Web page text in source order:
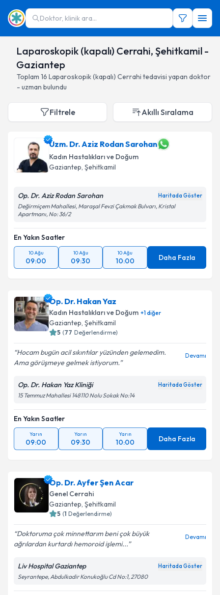
Doktor, klinik ara...
Laparoskopik (kapalı) Cerrahi, Şehitkamil -
Gaziantep
Toplam 16 Laparoskopik (kapalı) Cerrahi tedavisi yapan doktor
- uzman bulundu
Filtrele Akıllı Sıralama
Uzm. Dr. Aziz Rodan Sarohan
Kadın Hastalıkları ve Doğum
Gaziantep, Şehitkamil
Op. Dr. Aziz Rodan Sarohan Haritada Göster
Değirmiçem Mahallesi, Maraşal Fevzi Çakmak Bulvarı, Kristal
Apartmanı, No: 36/2
En Yakın Saatler
10 Ağu
09:00
10 Ağu
09:30
10 Ağu
10:00 Daha Fazla
Op. Dr. Hakan Yaz
Kadın Hastalıkları ve Doğum +1diğer
Gaziantep, Şehitkamil
5 (77 Değerlendirme)
Hocam bugün acil sıkıntılar yüzünden gelemedim.
Ama görüşmeye gelmek istiyorum.
Devamı
Op. Dr. Hakan Yaz Kliniği Haritada Göster
15 Temmuz Mahallesi 148110 Nolu Sokak No:14
En Yakın Saatler
Yarın
09:00
Yarın
09:30
Yarın
10:00 Daha Fazla
Op. Dr. Ayfer Şen Acar
Genel Cerrahi
Gaziantep, Şehitkamil
5 (1 Değerlendirme)
Doktoruma çok minnettarım beni çok büyük
ağrılardan kurtardı hemoroid işlemi...
Devamı
Liv Hospital Gaziantep Haritada Göster
Seyrantepe, Abdulkadir Konukoğlu Cd No:1, 27080